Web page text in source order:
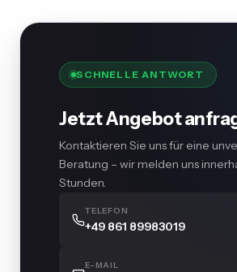
SCHNELLE ANTWORT
Jetzt Angebot
Kontaktieren Sie uns für eine
Beratung – wir melden uns
Stunden.
TELEFON
+49 861 89983019
E-MAIL